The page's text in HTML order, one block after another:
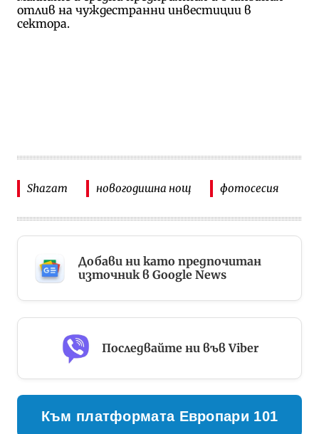
отлив на чуждестранни инвестиции в
сектора.
Shazam новогодишна нощ фотосесия
Добави ни като предпочитан
източник в Google News
Последвайте ни във Viber
Към платформата Европари 101